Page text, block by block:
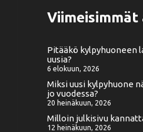
Pitääkö kylpyhuoneen
uusia?
6 elokuun, 2026
Miksi uusi kylpyhuone
jo vuodessa?
20 heinäkuun, 2026
Milloin julkisivu
12 heinäkuun, 2026